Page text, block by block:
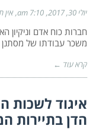
יולי 30, 2017 7:10 am אין
משכר עבודתו של מסתנן ממאי 2017
קרא עוד ←
איגוד לשכות
הדן בתיירות